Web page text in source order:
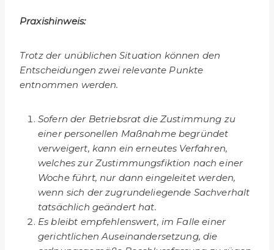
Praxishinweis:
Trotz der unüblichen Situation können den
Entscheidungen zwei relevante Punkte
entnommen werden.
Sofern der Betriebsrat die Zustimmung zu
einer personellen Maßnahme begründet
verweigert, kann ein erneutes Verfahren,
welches zur Zustimmungsfiktion nach einer
Woche führt, nur dann eingeleitet werden,
wenn sich der zugrundeliegende Sachverhalt
tatsächlich geändert hat.
Es bleibt empfehlenswert, im Falle einer
gerichtlichen Auseinandersetzung, die